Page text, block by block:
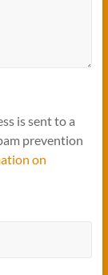
is sent to a
prevention
on